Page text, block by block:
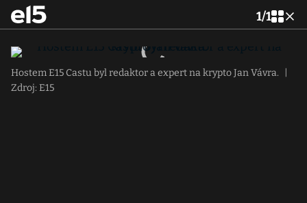
1/1
Hostem E15 Castu byl redaktor a expert na krypto Jan Vávra.
Zdroj: E15